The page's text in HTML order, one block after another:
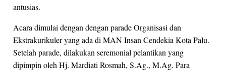
antusias.
Acara dimulai dengan dengan parade Organisasi dan
Ekstrakurikuler yang ada di MAN Insan Cendekia Kota Palu.
Setelah parade, dilakukan seremonial pelantikan yang
dipimpin oleh Hj. Mardiati Rosmah, S.Ag., M.Ag. Para